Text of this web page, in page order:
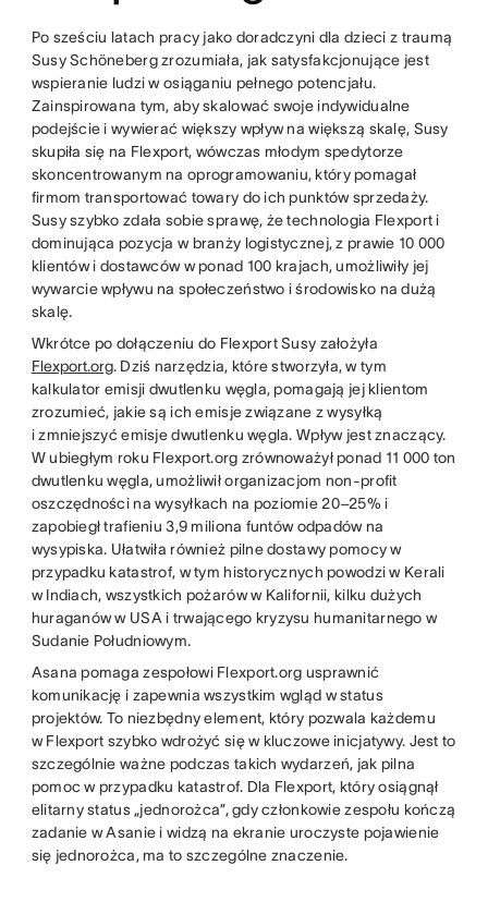
Po sześciu latach pracy jako doradczyni dla dzieci z traumą
Susy Schöneberg zrozumiała, jak satysfakcjonujące jest
wspieranie ludzi w osiąganiu pełnego potencjału.
Zainspirowana tym, aby skalować swoje indywidualne
podejście i wywierać większy wpływ na większą skalę, Susy
skupiła się na Flexport, wówczas młodym spedytorze
skoncentrowanym na oprogramowaniu, który pomagał
firmom transportować towary do ich punktów sprzedaży.
Susy szybko zdała sobie sprawę, że technologia Flexport i
dominująca pozycja w branży logistycznej, z prawie 10 000
klientów i dostawców w ponad 100 krajach, umożliwiły jej
wywarcie wpływu na społeczeństwo i środowisko na dużą
skalę.
Wkrótce po dołączeniu do Flexport Susy założyła
Flexport.org. Dziś narzędzia, które stworzyła, w tym
kalkulator emisji dwutlenku węgla, pomagają jej klientom
zrozumieć, jakie są ich emisje związane z wysyłką
i zmniejszyć emisje dwutlenku węgla. Wpływ jest znaczący.
W ubiegłym roku Flexport.org zrównoważył ponad 11 000 ton
dwutlenku węgla, umożliwił organizacjom non-profit
oszczędności na wysyłkach na poziomie 20–25% i
zapobiegł trafieniu 3,9 miliona funtów odpadów na
wysypiska. Ułatwiła również pilne dostawy pomocy w
przypadku katastrof, w tym historycznych powodzi w Kerali
w Indiach, wszystkich pożarów w Kalifornii, kilku dużych
huraganów w USA i trwającego kryzysu humanitarnego w
Sudanie Południowym.
Asana pomaga zespołowi Flexport.org usprawnić
komunikację i zapewnia wszystkim wgląd w status
projektów. To niezbędny element, który pozwala każdemu
w Flexport szybko wdrożyć się w kluczowe inicjatywy. Jest to
szczególnie ważne podczas takich wydarzeń, jak pilna
pomoc w przypadku katastrof. Dla Flexport, który osiągnął
elitarny status „jednorożca”, gdy członkowie zespołu kończą
zadanie w Asanie i widzą na ekranie uroczyste pojawienie
się jednorożca, ma to szczególne znaczenie.